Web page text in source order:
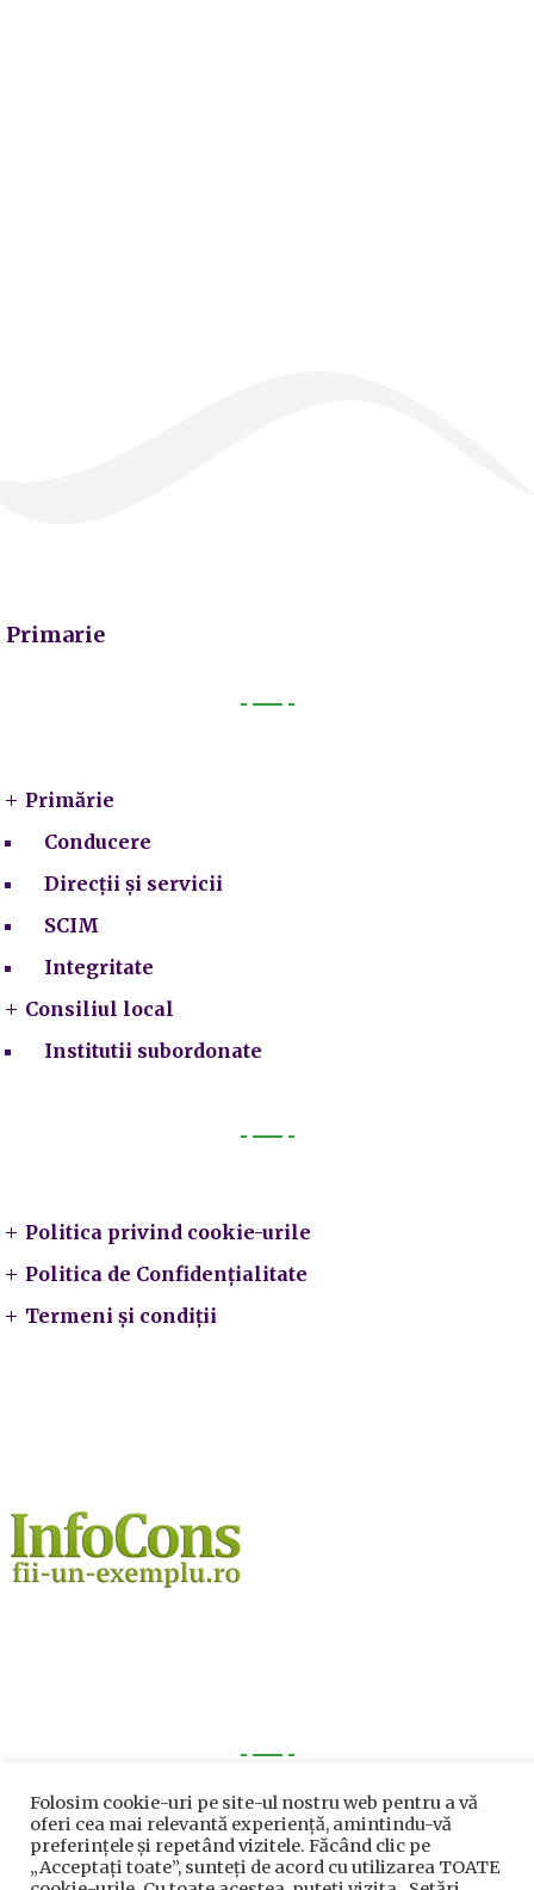
Primarie
Primărie
Conducere
Direcții și servicii
SCIM
Integritate
Consiliul local
Institutii subordonate
Politica privind cookie-urile
Politica de Confidențialitate
Termeni și condiții
Utile
Folosim cookie-uri pe site-ul nostru web pentru a vă
oferi cea mai relevantă experiență, amintindu-vă
preferințele și repetând vizitele. Făcând clic pe
„Acceptați toate”, sunteți de acord cu utilizarea TOATE